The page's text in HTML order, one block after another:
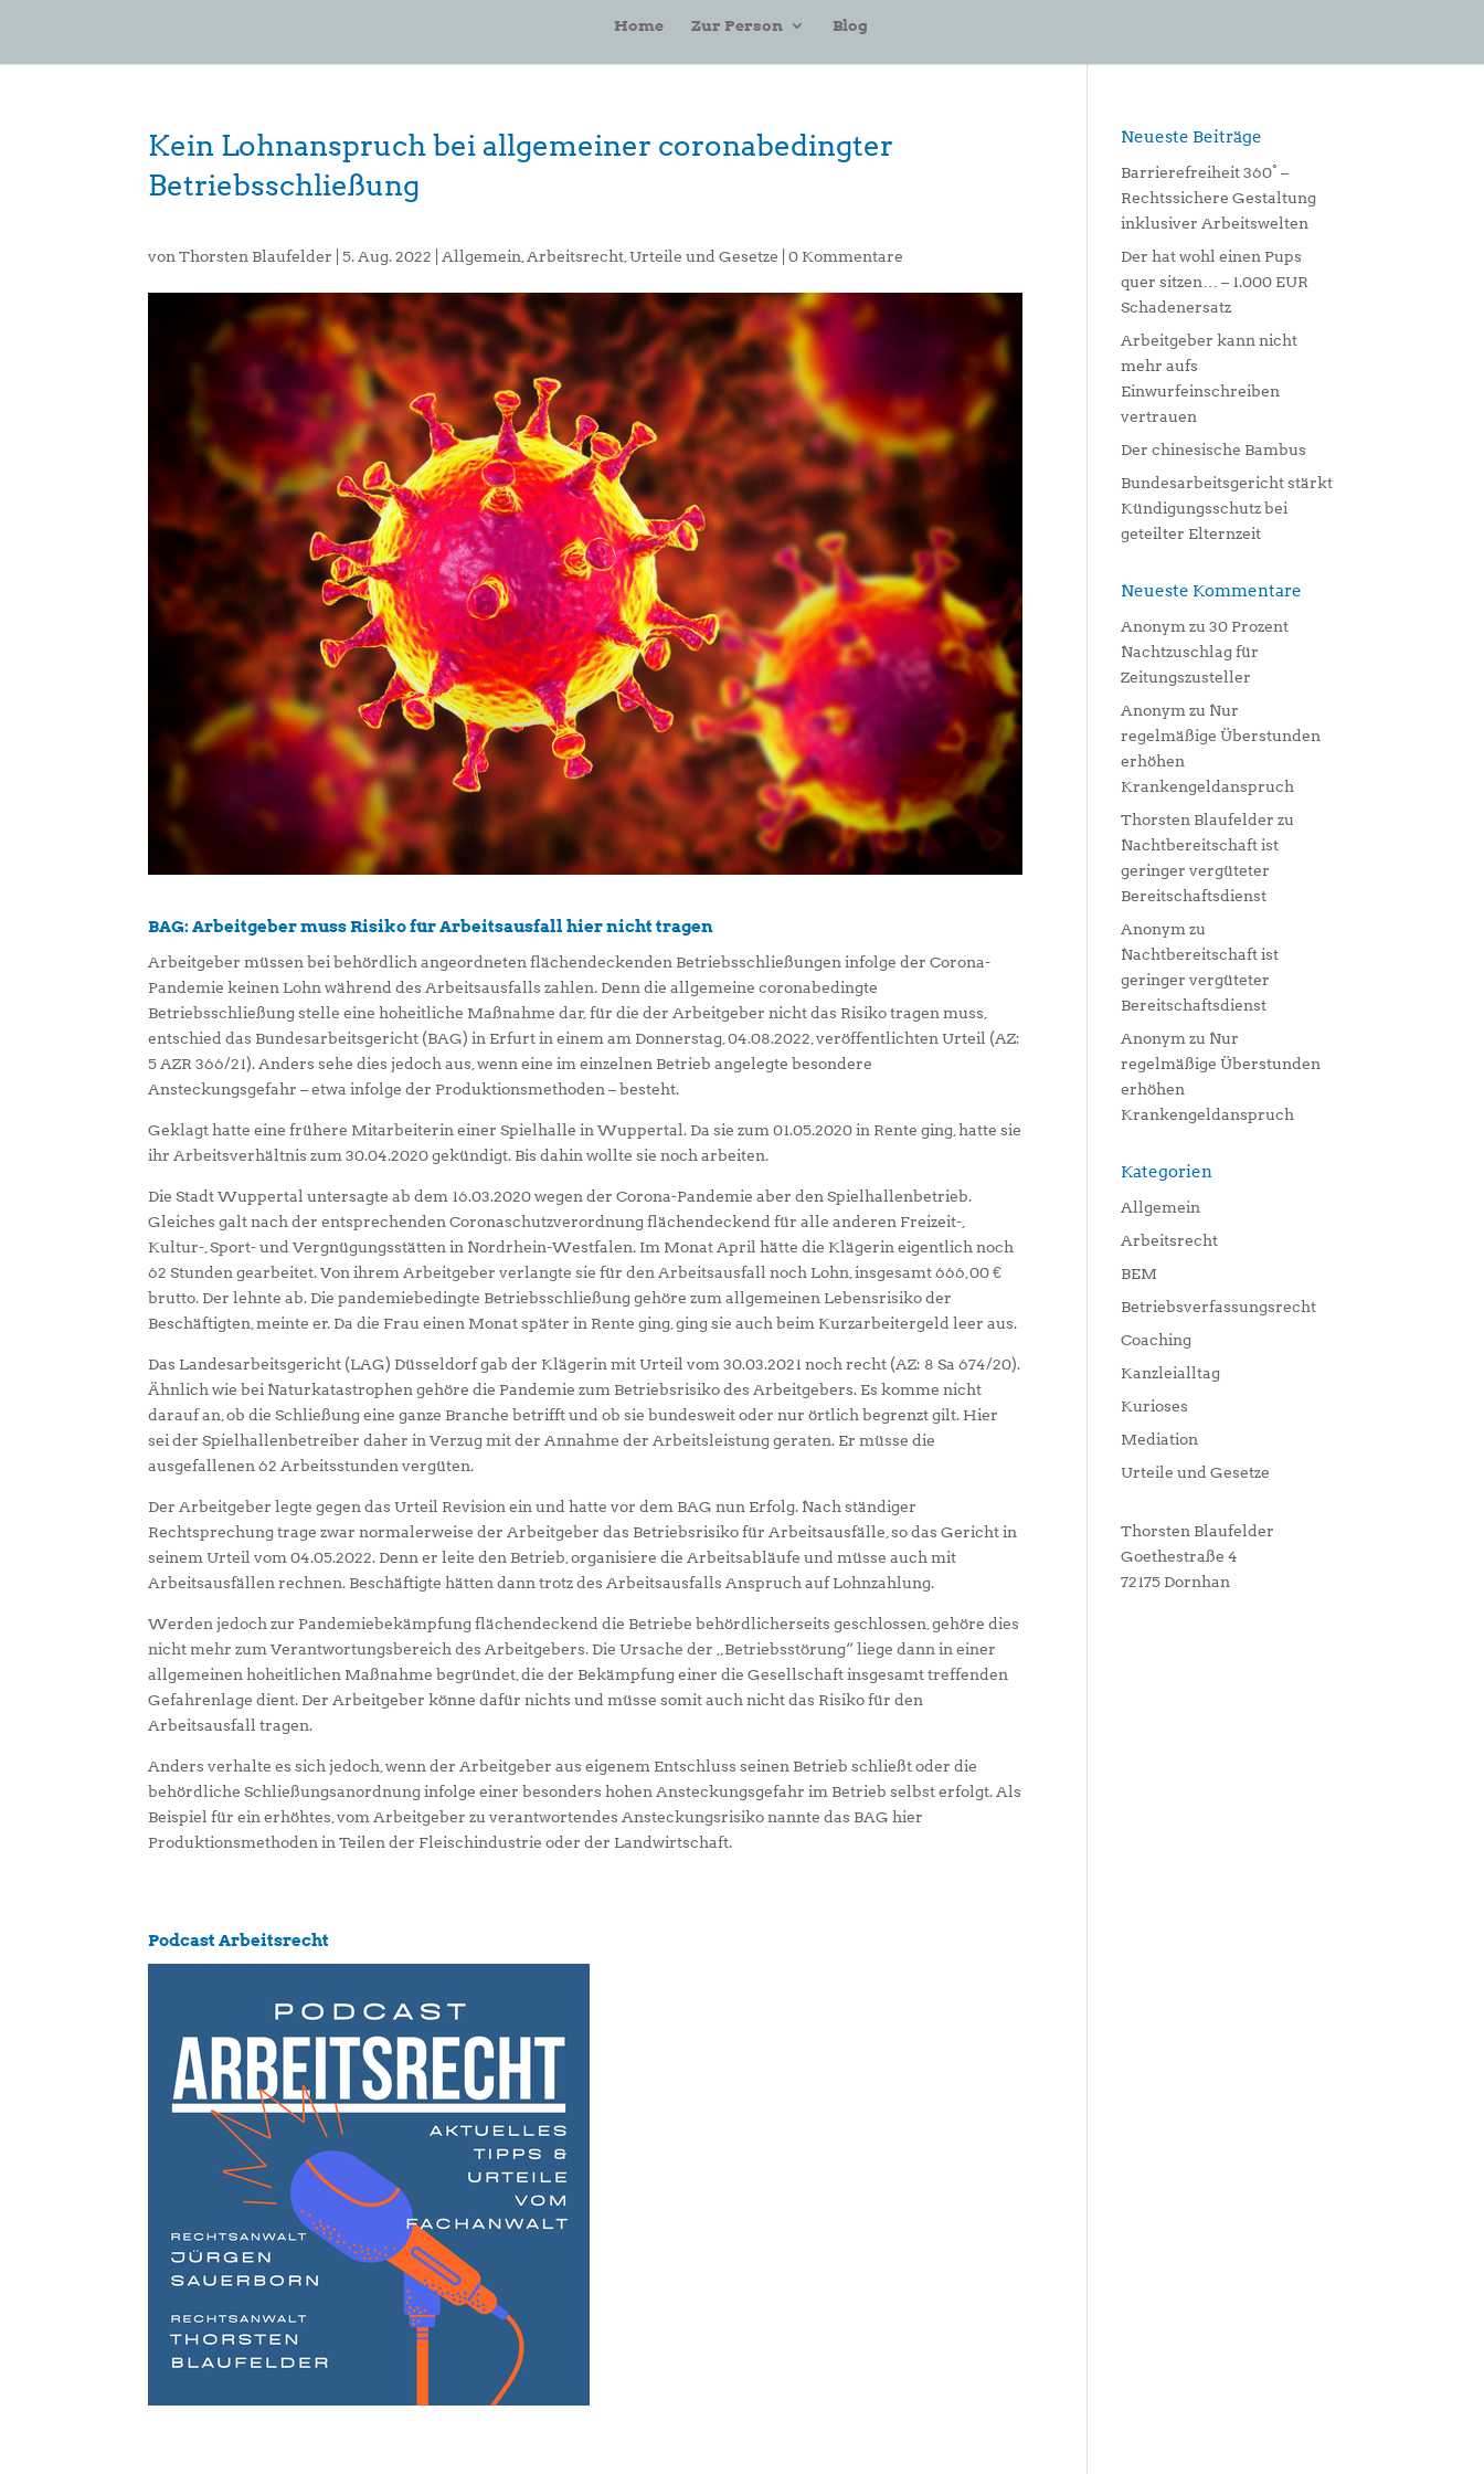
Home Zur Person Blog
Kein Lohnanspruch bei allgemeiner coronabedingter
Betriebsschließung
vonThorsten Blaufelder |5. Aug. 2022 Allgemein Arbeitsrecht ,Urteile und Gesetze |0 Kommentare
BAG: Arbeitgeber muss Risiko für Arbeitsausfall hier nicht tragen
Arbeitgeber müssen bei behördlich angeordneten flächendeckenden Betriebsschließungen infolge der Corona-
Pandemie keinen Lohn während des Arbeitsausfalls zahlen. Denn die allgemeine coronabedingte
Betriebsschließung stelle eine hoheitliche Maßnahme dar, für die der Arbeitgeber nicht das Risiko tragen muss,
entschied das Bundesarbeitsgericht (BAG) in Erfurt in einem am Donnerstag, 04.08.2022, veröffentlichten Urteil (AZ:
5 AZR 366/21). Anders sehe dies jedoch aus, wenn eine im einzelnen Betrieb angelegte besondere
Ansteckungsgefahr – etwa infolge der Produktionsmethoden – besteht.
Geklagt hatte eine frühere Mitarbeiterin einer Spielhalle in Wuppertal. Da sie zum 01.05.2020 in Rente ging, hatte sie
ihr Arbeitsverhältnis zum 30.04.2020 gekündigt. Bis dahin wollte sie noch arbeiten.
Die Stadt Wuppertal untersagte ab dem 16.03.2020 wegen der Corona-Pandemie aber den Spielhallenbetrieb.
Gleiches galt nach der entsprechenden Coronaschutzverordnung flächendeckend für alle anderen Freizeit-,
Kultur-, Sport- und Vergnügungsstätten in Nordrhein-Westfalen. Im Monat April hätte die Klägerin eigentlich noch
62 Stunden gearbeitet. Von ihrem Arbeitgeber verlangte sie für den Arbeitsausfall noch Lohn, insgesamt 666,00 €
brutto. Der lehnte ab. Die pandemiebedingte Betriebsschließung gehöre zum allgemeinen Lebensrisiko der
Beschäftigten, meinte er. Da die Frau einen Monat später in Rente ging, ging sie auch beim Kurzarbeitergeld leer aus.
Das Landesarbeitsgericht (LAG) Düsseldorf gab der Klägerin mit Urteil vom 30.03.2021 noch recht (AZ: 8 Sa 674/20).
Ähnlich wie bei Naturkatastrophen gehöre die Pandemie zum Betriebsrisiko des Arbeitgebers. Es komme nicht
darauf an, ob die Schließung eine ganze Branche betrifft und ob sie bundesweit oder nur örtlich begrenzt gilt. Hier
sei der Spielhallenbetreiber daher in Verzug mit der Annahme der Arbeitsleistung geraten. Er müsse die
ausgefallenen 62 Arbeitsstunden vergüten.
Der Arbeitgeber legte gegen das Urteil Revision ein und hatte vor dem BAG nun Erfolg. Nach ständiger
Rechtsprechung trage zwar normalerweise der Arbeitgeber das Betriebsrisiko für Arbeitsausfälle, so das Gericht in
seinem Urteil vom 04.05.2022. Denn er leite den Betrieb, organisiere die Arbeitsabläufe und müsse auch mit
Arbeitsausfällen rechnen. Beschäftigte hätten dann trotz des Arbeitsausfalls Anspruch auf Lohnzahlung.
Werden jedoch zur Pandemiebekämpfung flächendeckend die Betriebe behördlicherseits geschlossen, gehöre dies
nicht mehr zum Verantwortungsbereich des Arbeitgebers. Die Ursache der „Betriebsstörung“ liege dann in einer
allgemeinen hoheitlichen Maßnahme begründet, die der Bekämpfung einer die Gesellschaft insgesamt treffenden
Gefahrenlage dient. Der Arbeitgeber könne dafür nichts und müsse somit auch nicht das Risiko für den
Arbeitsausfall tragen.
Anders verhalte es sich jedoch, wenn der Arbeitgeber aus eigenem Entschluss seinen Betrieb schließt oder die
behördliche Schließungsanordnung infolge einer besonders hohen Ansteckungsgefahr im Betrieb selbst erfolgt. Als
Beispiel für ein erhöhtes, vom Arbeitgeber zu verantwortendes Ansteckungsrisiko nannte das BAG hier
Produktionsmethoden in Teilen der Fleischindustrie oder der Landwirtschaft.
Podcast Arbeitsrecht
Neueste Beiträge
Barrierefreiheit 360° –
Rechtssichere Gestaltung
inklusiver Arbeitswelten
Der hat wohl einen Pups
quer sitzen… – 1.000 EUR
Schadenersatz
Arbeitgeber kann nicht
mehr aufs
Einwurfeinschreiben
vertrauen
Der chinesische Bambus
Bundesarbeitsgericht stärkt
Kündigungsschutz bei
geteilter Elternzeit
Neueste Kommentare
Anonym zu30 Prozent
Nachtzuschlag für
Zeitungszusteller
Anonym zu Nur
regelmäßige Überstunden
erhöhen
Krankengeldanspruch
Thorsten Blaufelder zu
Nachtbereitschaft ist
geringer vergüteter
Bereitschaftsdienst
Anonym zu
Nachtbereitschaft ist
geringer vergüteter
Bereitschaftsdienst
Anonym zu Nur
regelmäßige Überstunden
erhöhen
Krankengeldanspruch
Kategorien
Allgemein
Arbeitsrecht
BEM
Betriebsverfassungsrecht
Coaching
Kanzleialltag
Kurioses
Mediation
Urteile und Gesetze
Thorsten Blaufelder
Goethestraße 4
72175 Dornhan